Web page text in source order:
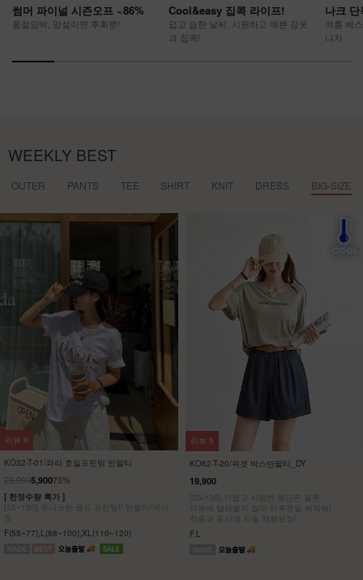
썸머 파이널 시즌오프 ~86%
품절임박, 망설이면 후회뿐!
Cool&easy 집콕 라이프!
덥고 습한 날씨, 시원하고 예쁜 잠옷
과 집콕!
나크
여름 베
나자
WEEKLY BEST
OUTER PANTS TEE SHIRT KNIT DRESS BIG-SIZE
KO32-T-01/파리 호일프린팅 반팔티
75%
23,9005,900
[ 한정수량 특가 ]
[55~120] 유니크한 골드 프린팅!! 반팔티/박시
F(55~77),L(88~100),XL(110~120)
리뷰 8
KO62-T-20/위겟 박스반팔티_DY
19,900
[55-100] 가볍고 시원한 원단은 물론
피부에 달라붙지 않아 하루종일 쾌적해!
착용과 동시에 자동 체형보정!
F,L
리뷰 5